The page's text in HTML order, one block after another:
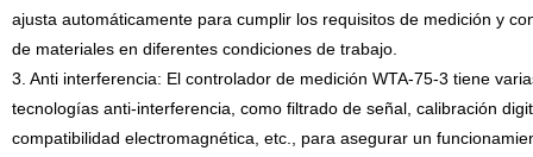
ajusta automáticamente para cumplir los requisitos de medición y
de materiales en diferentes condiciones de trabajo.
3. Anti interferencia: El controlador de medición WTA-75-3 tiene
tecnologías anti-interferencia, como filtrado de señal, calibración
compatibilidad electromagnética, etc., para asegurar un